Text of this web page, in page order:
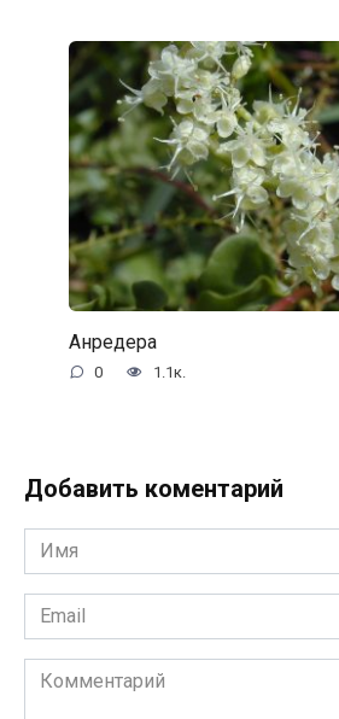
Анредера
0 1.1к.
Добавить коментарий
Имя
*
Email
*
Комментарий